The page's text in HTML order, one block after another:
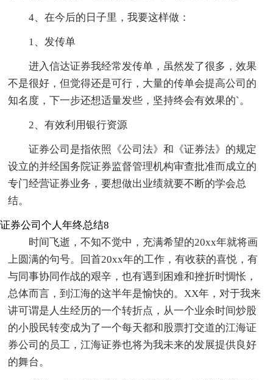
4、在今后的日子里，我要这样做：
1、发传单
进入信达证券我经常发传单，虽然发了很多，效果
不是很好，但觉得还是可行，大量的传单会提高公司的
知名度，下一步还想适量发些，坚持终会有效果的`。
2、有效利用银行资源
证券公司是指依照《公司法》和《证券法》的规定
设立的并经国务院证券监督管理机构审查批准而成立的
专门经营证券业务，要想做出业绩就要不断的学会总
结。
证券公司个人年终总结8
时间飞逝，不知不觉中，充满希望的20xx年就将画
上圆满的句号。回首20xx年的工作，有收获的喜悦，有
与同事协同作战的艰辛，也有遇到困难和挫折时惆怅，
总体而言，到江海的这半年是愉快的。XX年，对于我来
讲可谓是人生经历的一个转折点，从一个业余时间炒股
的小股民转变成为了一个每天都和股票打交道的江海证
券公司的员工，江海证券也将为我未来的发展提供良好
的舞台。